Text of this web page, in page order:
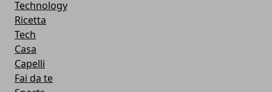
Technology
Ricetta
Tech
Casa
Capelli
Fai da te